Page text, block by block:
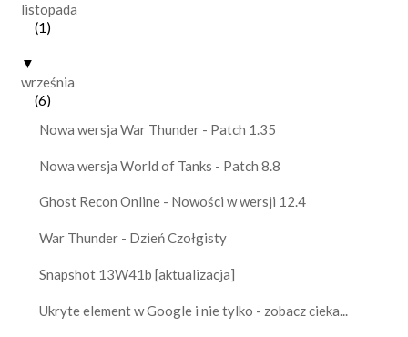
listopada
(1)
▼
września
(6)
Nowa wersja War Thunder - Patch 1.35
Nowa wersja World of Tanks - Patch 8.8
Ghost Recon Online - Nowości w wersji 12.4
War Thunder - Dzień Czołgisty
Snapshot 13W41b [aktualizacja]
Ukryte element w Google i nie tylko - zobacz cieka...